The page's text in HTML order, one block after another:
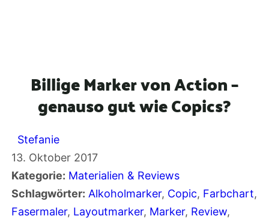
Billige Marker von Action –
genauso gut wie Copics?
Stefanie
13. Oktober 2017
Kategorie: Materialien & Reviews
Schlagwörter: Alkoholmarker, Copic, Farbchart
Fasermaler, Layoutmarker, Marker, Review